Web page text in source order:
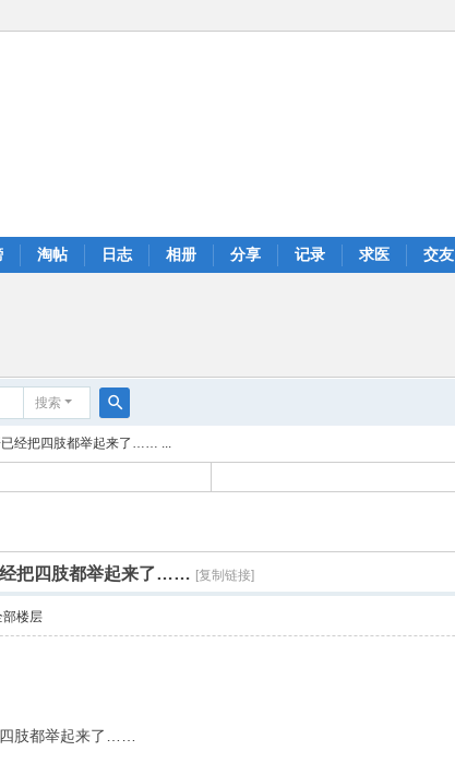
淘帖 日志 相册 分享 记录 求医 交友
搜索
搜
索
已经把四肢都举起来了…… ...
经把四肢都举起来了…… [复制链接]
部楼层
肢都举起来了……